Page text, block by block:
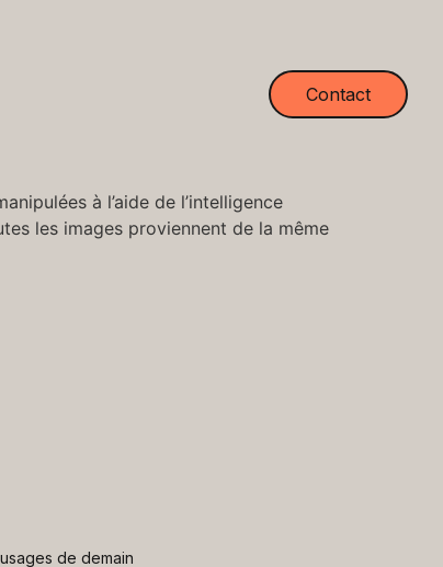
Contact
à l’aide de l’intelligence
les images proviennent de la même
de demain